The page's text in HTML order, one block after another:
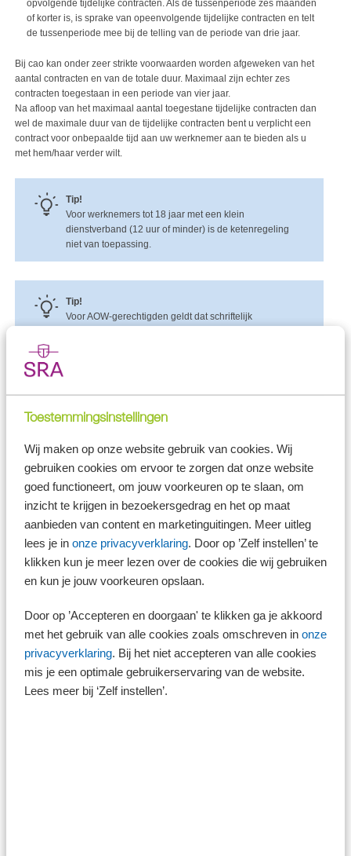
Toestemmingsinstellingen
Wij maken op onze website gebruik van cookies. Wij
gebruiken cookies om ervoor te zorgen dat onze website
goed functioneert, om jouw voorkeuren op te slaan, om
inzicht te krijgen in bezoekersgedrag en het op maat
aanbieden van content en marketinguitingen. Meer uitleg
lees je in onze privacyverklaring. Door op ’Zelf instellen’ te
klikken kun je meer lezen over de cookies die wij gebruiken
en kun je jouw voorkeuren opslaan.
Door op ’Accepteren en doorgaan' te klikken ga je akkoord
met het gebruik van alle cookies zoals omschreven in onze
privacyverklaring. Bij het niet accepteren van alle cookies
mis je een optimale gebruikerservaring van de website.
Lees meer bij ‘Zelf instellen’.
opvolgende tijdelijke contracten. Als de tussenperiode zes maanden
of korter is, is sprake van opeenvolgende tijdelijke contracten en telt
de tussenperiode mee bij de telling van de periode van drie jaar.
Bij cao kan onder zeer strikte voorwaarden worden afgeweken van het
aantal contracten en van de totale duur. Maximaal zijn echter zes
contracten toegestaan in een periode van vier jaar.
Na afloop van het maximaal aantal toegestane tijdelijke contracten dan
wel de maximale duur van de tijdelijke contracten bent u verplicht een
contract voor onbepaalde tijd aan uw werknemer aan te bieden als u
met hem/haar verder wilt.
Tip!
Voor werknemers tot 18 jaar met een klein
dienstverband (12 uur of minder) is de ketenregeling
niet van toepassing.
Tip!
Voor AOW-gerechtigden geldt dat schriftelijk
AOW-leeftijd heeft bereikt, tellen mee voor de keten.
Het kabinet heeft het plan om de onderbrekingstermijn van de
ketenbepaling op te rekken van zes maanden naar vijf jaar. Het
betreffende wetsvoorstel is op 19 mei 2025 bij de Tweede Kamer
3. Verbod proeftijd korte tijdelijke contracten
en volgende contracten
Het is verboden in tijdelijke arbeidscontracten van zes maanden of
nemen in een tweede of volgend contract als dit contract eveneens zes
maanden of korter is.
Tip!
Een nieuwe proeftijd bij de huidige werkgever is wel